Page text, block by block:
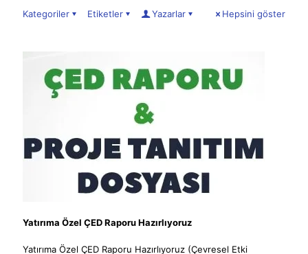
Kategoriler Etiketler Yazarlar Hepsini göster
Yatırıma Özel ÇED Raporu Hazırlıyoruz
Yatırıma Özel ÇED Raporu Hazırlıyoruz (Çevresel Etki